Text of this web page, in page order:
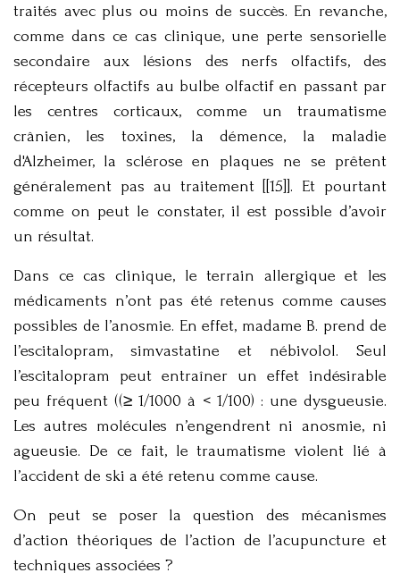
traités avec plus ou moins de succès. En revanche,
comme dans ce cas clinique, une perte sensorielle
secondaire aux lésions des nerfs olfactifs, des
récepteurs olfactifs au bulbe olfactif en passant par
les centres corticaux, comme un traumatisme
crânien, les toxines, la démence, la maladie
d'Alzheimer, la sclérose en plaques ne se prêtent
généralement pas au traitement [[15]]. Et pourtant
comme on peut le constater, il est possible d’avoir
un résultat.
Dans ce cas clinique, le terrain allergique et les
médicaments n’ont pas été retenus comme causes
possibles de l’anosmie. En effet, madame B. prend de
l’escitalopram, simvastatine et nébivolol. Seul
l’escitalopram peut entraîner un effet indésirable
peu fréquent ((≥ 1/1000 à < 1/100) : une dysgueusie.
Les autres molécules n’engendrent ni anosmie, ni
agueusie. De ce fait, le traumatisme violent lié à
l’accident de ski a été retenu comme cause.
On peut se poser la question des mécanismes
d’action théoriques de l’action de l’acupuncture et
techniques associées ?